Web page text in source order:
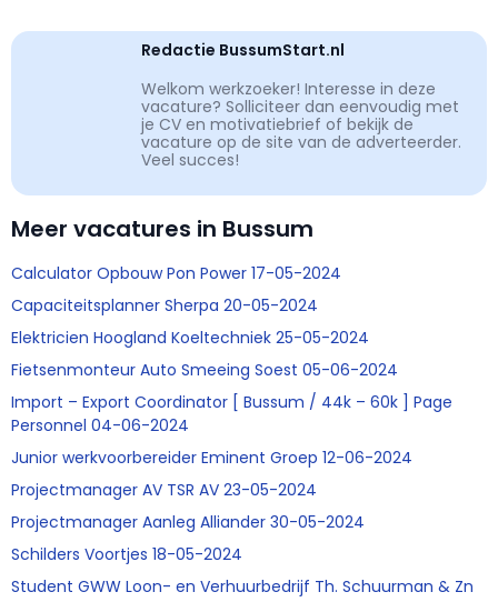
Redactie BussumStart.nl
Welkom werkzoeker! Interesse in deze
vacature? Solliciteer dan eenvoudig met
je CV en motivatiebrief of bekijk de
vacature op de site van de adverteerder.
Veel succes!
Meer vacatures in Bussum
Calculator Opbouw Pon Power 17-05-2024
Capaciteitsplanner Sherpa 20-05-2024
Elektricien Hoogland Koeltechniek 25-05-2024
Fietsenmonteur Auto Smeeing Soest 05-06-2024
Import – Export Coordinator [ Bussum / 44k – 60k ] Page
Personnel 04-06-2024
Junior werkvoorbereider Eminent Groep 12-06-2024
Projectmanager AV TSR AV 23-05-2024
Projectmanager Aanleg Alliander 30-05-2024
Schilders Voortjes 18-05-2024
Student GWW Loon- en Verhuurbedrijf Th. Schuurman & Zn